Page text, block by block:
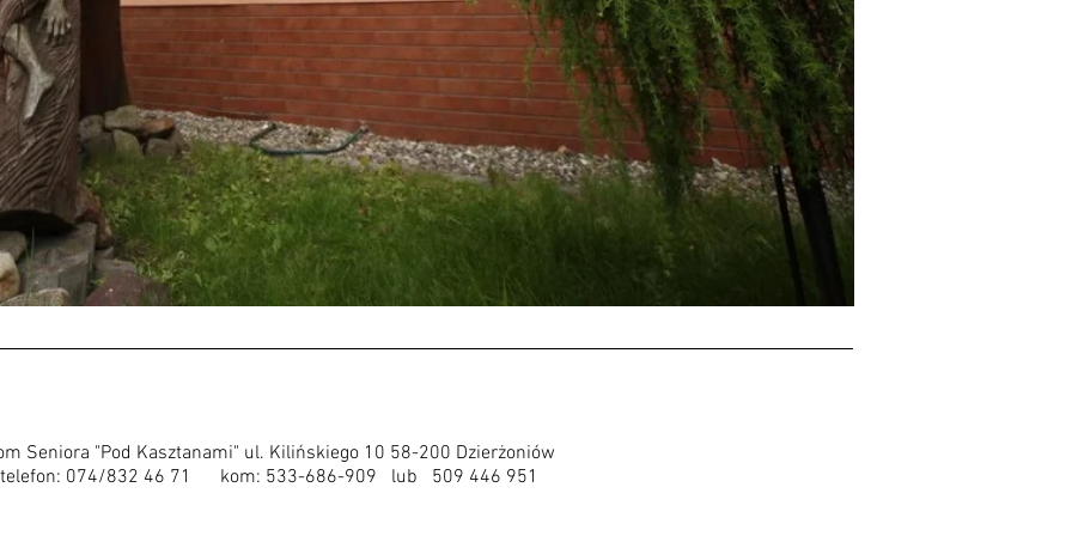
Seniora "Pod Kasztanami" ul. Kilińskiego 10 58-200 Dzierżoniów
telefon: 074/832 46 71 kom: 533-686-909 lub 509 446 951